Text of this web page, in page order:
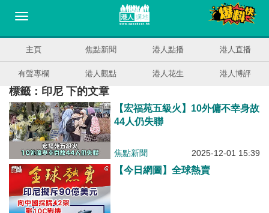
主頁 焦點新聞 港人點播 港人直播
有聲專欄 港人觀點 港人花生 港人博評
標籤：印尼 下的文章
【宏福苑五級火】10外傭不幸身故
44人仍失聯
焦點新聞 2025-12-01 15:39
【今日網圖】全球熱賣